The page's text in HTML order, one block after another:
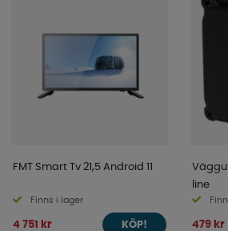
FMT Smart Tv 21,5 Android 11
Finns i lager
4 751 kr KÖP!
line
479 kr